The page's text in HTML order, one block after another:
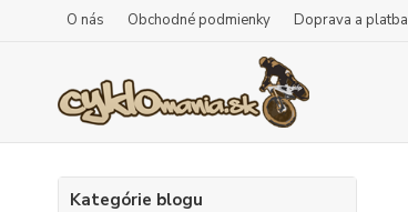
O nás Obchodné podmienky Doprava a platba
Kategórie blogu